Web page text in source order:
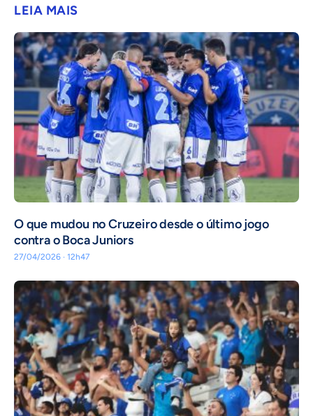
LEIA MAIS
O que mudou no Cruzeiro desde o último jogo
contra o Boca Juniors
27/04/2026 · 12h47